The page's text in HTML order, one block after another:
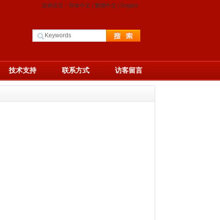
选择语言： 简体中文 | 繁體中文 | English
技术支持 联系方式 访客留言